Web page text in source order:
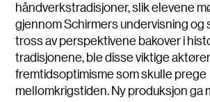
håndverkstradisjoner, slik elevene
gjennom Schirmers undervisning og
tross av perspektivene bakover i
tradisjonene, ble disse viktige
fremtidsoptimisme som skulle prege
mellomkrigstiden. Ny produksjon ga